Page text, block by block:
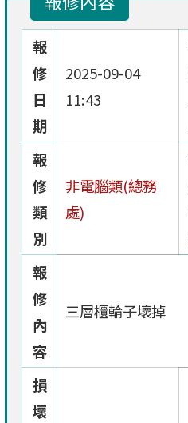
報
修
日
期
2025-09-04
11:43
報
修
類
別
非電腦類(總務
處)
報
修
內
容
三層櫃輪子壞掉
損
壞